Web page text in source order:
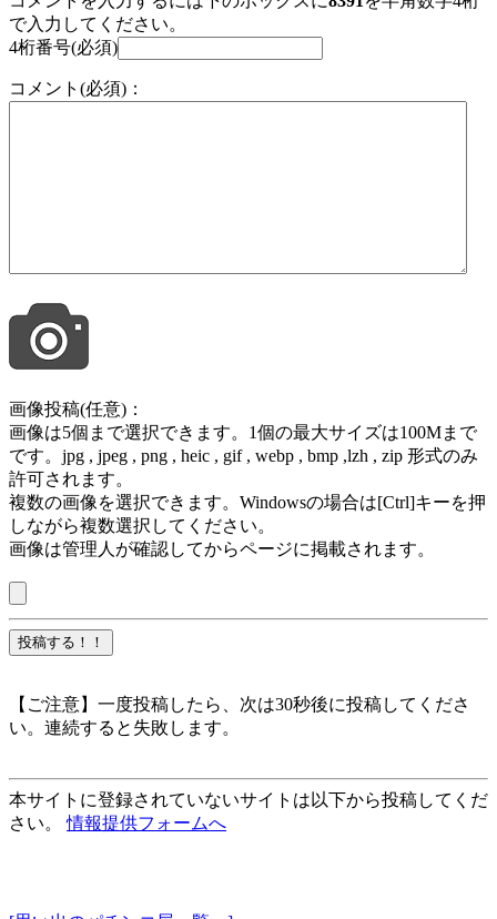
で入力してください。
4桁番号(必須)
コメント(必須)：
画像投稿(任意)：
画像は5個まで選択できます。1個の最大サイズは100Mまで
です。jpg , jpeg , png , heic , gif , webp , bmp ,lzh , zip 形式のみ
許可されます。
複数の画像を選択できます。Windowsの場合は[Ctrl]キーを押
しながら複数選択してください。
画像は管理人が確認してからページに掲載されます。
【ご注意】一度投稿したら、次は30秒後に投稿してくださ
い。連続すると失敗します。
本サイトに登録されていないサイトは以下から投稿してくだ
さい。情報提供フォームへ